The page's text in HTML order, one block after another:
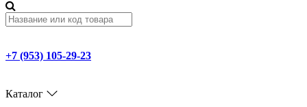
+7 (953) 105-29-23
Каталог